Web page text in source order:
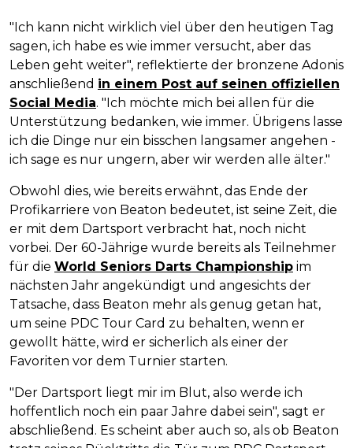
"Ich kann nicht wirklich viel über den heutigen Tag
sagen, ich habe es wie immer versucht, aber das
Leben geht weiter", reflektierte der bronzene Adonis
anschließend in einem Post auf seinen offiziellen
Social Media. "Ich möchte mich bei allen für die
Unterstützung bedanken, wie immer. Übrigens lasse
ich die Dinge nur ein bisschen langsamer angehen -
ich sage es nur ungern, aber wir werden alle älter."
Obwohl dies, wie bereits erwähnt, das Ende der
Profikarriere von Beaton bedeutet, ist seine Zeit, die
er mit dem Dartsport verbracht hat, noch nicht
vorbei. Der 60-Jährige wurde bereits als Teilnehmer
für die World Seniors Darts Championship im
nächsten Jahr angekündigt und angesichts der
Tatsache, dass Beaton mehr als genug getan hat,
um seine PDC Tour Card zu behalten, wenn er
gewollt hätte, wird er sicherlich als einer der
Favoriten vor dem Turnier starten.
"Der Dartsport liegt mir im Blut, also werde ich
hoffentlich noch ein paar Jahre dabei sein", sagt er
abschließend. Es scheint aber auch so, als ob Beaton